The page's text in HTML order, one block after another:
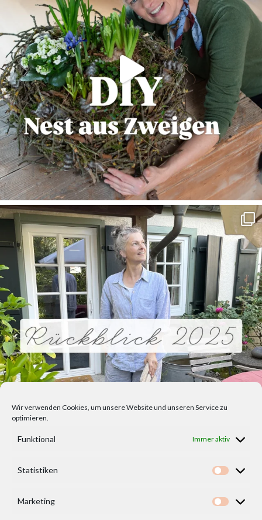
Wir verwenden Cookies, um unsere Website und unseren Service zu
optimieren.
Funktional Immer aktiv
Statistiken
Marketing